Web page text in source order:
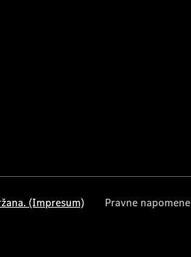
(Impresum) Pravne napomene